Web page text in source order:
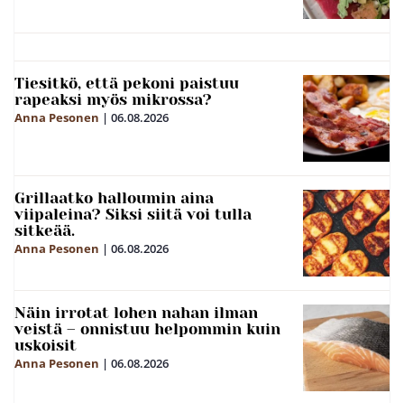
Tiesitkö, että pekoni paistuu
rapeaksi myös mikrossa?
Anna Pesonen | 06.08.2026
Grillaatko halloumin aina
viipaleina? Siksi siitä voi tulla
sitkeää.
Anna Pesonen | 06.08.2026
Näin irrotat lohen nahan ilman
veistä – onnistuu helpommin kuin
uskoisit
Anna Pesonen | 06.08.2026